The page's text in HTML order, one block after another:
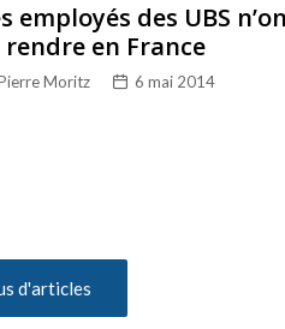
Santé &
Technologies &
employés des UBS
rendre en France
Moritz 6 mai 2014
d'articles